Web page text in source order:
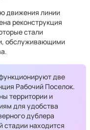
движения линии
реконструкция
стали
обслуживающими
две
Рабочий Поселок.
территории и
для удобства
дублера
стадии находится